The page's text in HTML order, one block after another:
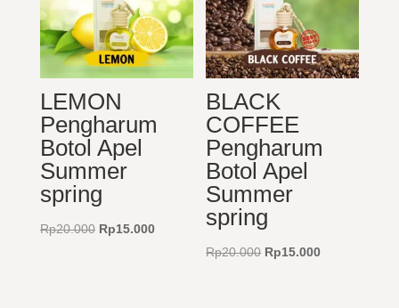
LEMON
Pengharum
Botol Apel
Summer
spring
Rp20.000 Harga
Rp15.000Harga
BLACK
COFFEE
Pengharum
Botol Apel
Summer
spring
Rp20.000 Harga
Rp15.000Harga